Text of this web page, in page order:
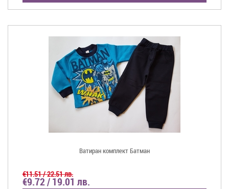
Ватиран комплект Батман
€11.51 / 22.51 лв.
€9.72 / 19.01 лв.